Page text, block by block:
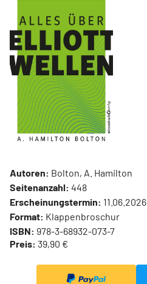
Autoren: Bolton, A. Hamilton
Seitenanzahl: 448
Erscheinungstermin: 11.06.2026
Format: Klappenbroschur
ISBN: 978-3-68932-073-7
Preis: 39,90 €